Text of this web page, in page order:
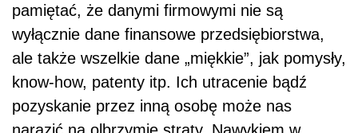
pamiętać, że danymi firmowymi nie są
wyłącznie dane finansowe przedsiębiorstwa,
ale także wszelkie dane „miękkie”, jak pomysły,
know-how, patenty itp. Ich utracenie bądź
pozyskanie przez inną osobę może nas